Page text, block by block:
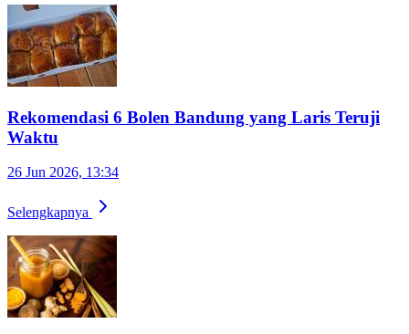
Rekomendasi 6 Bolen Bandung yang Laris Teruji
Waktu
26 Jun 2026, 13:34
Selengkapnya